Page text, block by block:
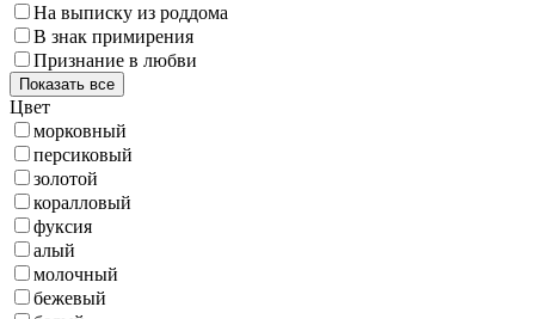
На выписку из роддома
В знак примирения
Признание в любви
Показать все
Цвет
морковный
персиковый
золотой
коралловый
фуксия
алый
молочный
бежевый